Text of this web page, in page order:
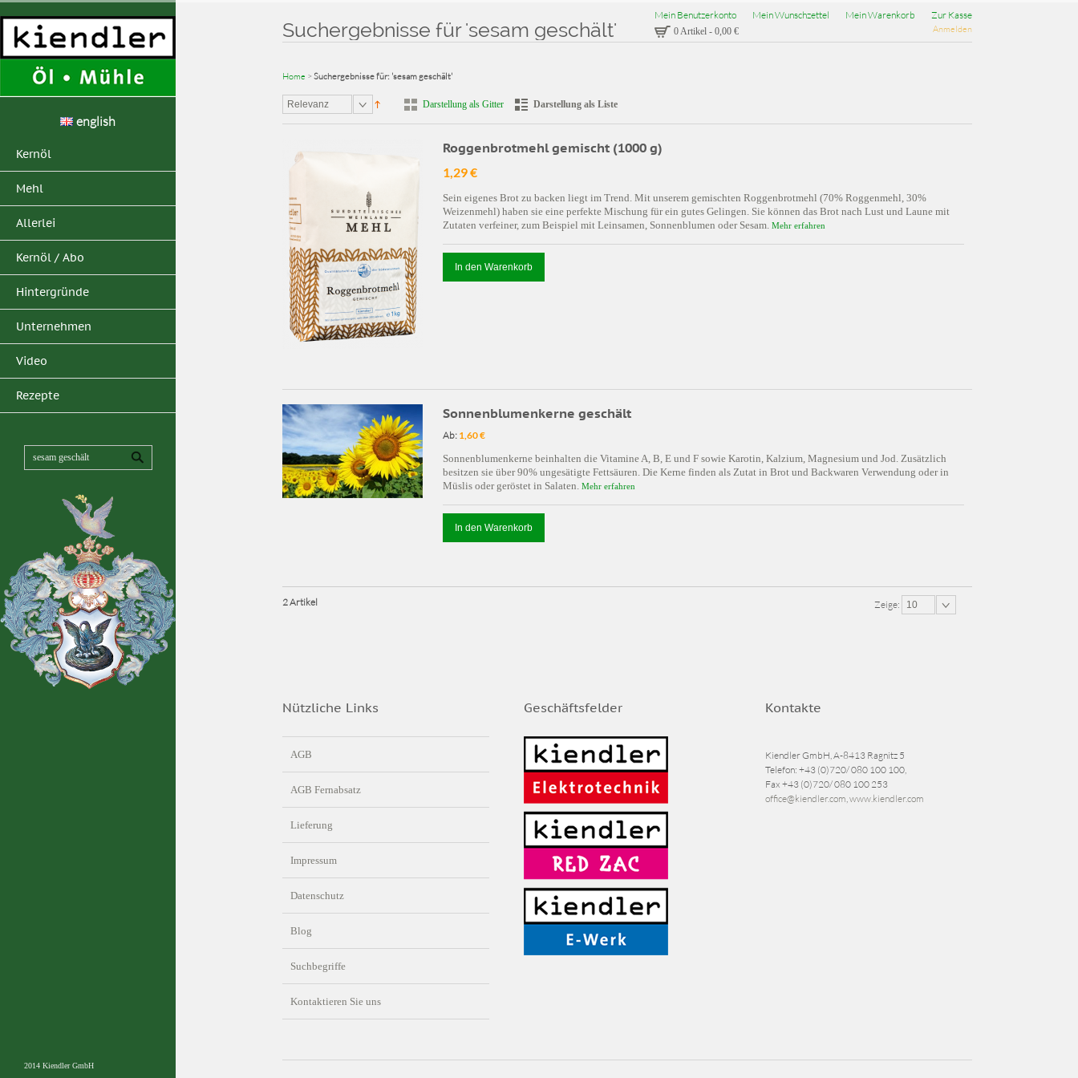
english
Kernöl
Mehl
Allerlei
Kernöl / Abo
Hintergründe
Unternehmen
Video
Rezepte
2014 Kiendler GmbH
Mein Benutzerkonto Mein Wunschzettel Mein Warenkorb Zur Kasse
Anmelden
0 Artikel - 0,00 €
Suchergebnisse für 'sesam geschält'
Home > Suchergebnisse für: 'sesam geschält'
Relevanz Darstellung als Gitter Darstellung als Liste
Roggenbrotmehl gemischt (1000 g)
1,29 €
Sein eigenes Brot zu backen liegt im Trend. Mit unserem gemischten Roggenbrotmehl (70% Roggenmehl, 30%
Weizenmehl) haben sie eine perfekte Mischung für ein gutes Gelingen. Sie können das Brot nach Lust und Laune mit
Zutaten verfeiner, zum Beispiel mit Leinsamen, Sonnenblumen oder Sesam. Mehr erfahren
In den Warenkorb
Sonnenblumenkerne geschält
Ab: 1,60 €
Sonnenblumenkerne beinhalten die Vitamine A, B, E und F sowie Karotin, Kalzium, Magnesium und Jod. Zusätzlich
besitzen sie über 90% ungesätigte Fettsäuren. Die Kerne finden als Zutat in Brot und Backwaren Verwendung oder in
Müslis oder geröstet in Salaten. Mehr erfahren
In den Warenkorb
Zeige: 10
2 Artikel
Nützliche Links
AGB
AGB Fernabsatz
Lieferung
Impressum
Datenschutz
Blog
Suchbegriffe
Kontaktieren Sie uns
Geschäftsfelder Kontakte
Kiendler GmbH, A-8413 Ragnitz 5
Telefon: +43 (0)720/ 080 100 100,
Fax +43 (0)720/ 080 100 253
office@kiendler.com,www.kiendler.com